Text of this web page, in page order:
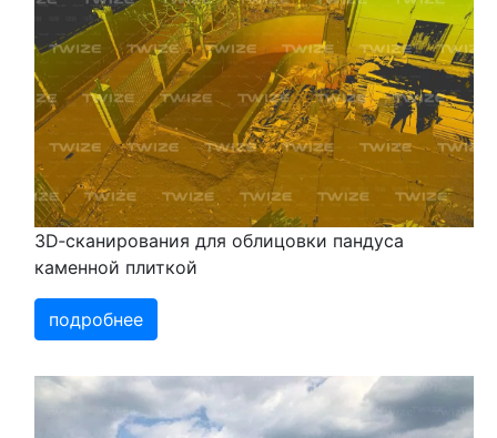
3D‑сканирования для облицовки пандуса
каменной плиткой
подробнее